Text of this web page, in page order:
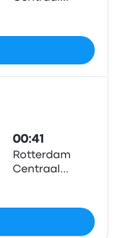
00:41
Rotterdam
Centraal